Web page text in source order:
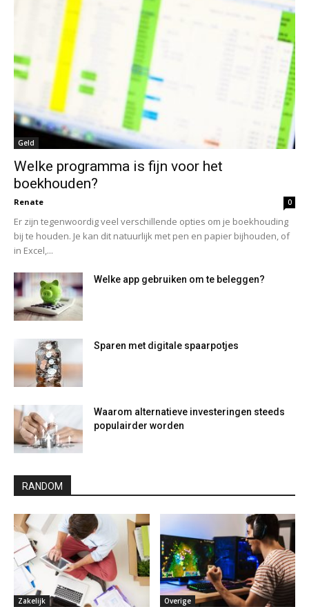
Geld
Welke programma is fijn voor het
boekhouden?
Renate 0
Er zijn tegenwoordig veel verschillende opties om je boekhouding
bij te houden. Je kan dit natuurlijk met pen en papier bijhouden, of
in Excel,...
Welke app gebruiken om te beleggen?
Sparen met digitale spaarpotjes
Waarom alternatieve investeringen steeds
populairder worden
RANDOM
Zakelijk Overige